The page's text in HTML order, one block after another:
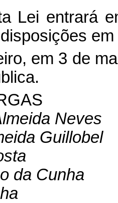
Lei entrará
em 3 de
Neves
Guillobel
da Cunha